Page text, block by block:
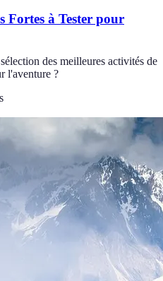
Fortes à Tester pour
des meilleures activités de
l'aventure ?